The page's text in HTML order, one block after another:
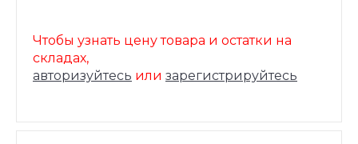
Чтобы узнать цену товара и остатки на
складах,
авторизуйтесь или зарегистрируйтесь